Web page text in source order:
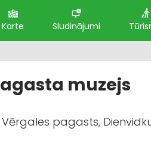
Karte Sludinājumi
muzejs
Vērgales pagasts,